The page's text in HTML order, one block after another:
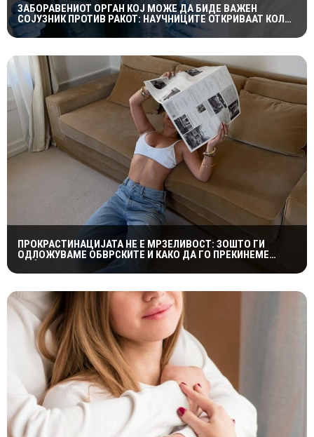
ЗАБОРАВЕНИОТ ОРГАН КОЈ МОЖЕ ДА БИДЕ ВАЖЕН
СОЈУЗНИК ПРОТИВ РАКОТ: НАУЧНИЦИТЕ ОТКРИВААТ КОЛКУ
Е ЗНАЧАЕН ТИМУСОТ
ПРОКРАСТИНАЦИЈАТА НЕ Е МРЗЕЛИВОСТ: ЗОШТО ГИ
ОДЛОЖУВАМЕ ОБВРСКИТЕ И КАКО ДА ГО ПРЕКИНЕМЕ
МАЃЕПСАНИОТ КРУГ